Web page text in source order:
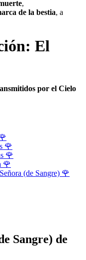
,
de la bestia, a
El
por el Cielo
🌹
🌹
🌹
(de Sangre) 🌹
Sangre) de